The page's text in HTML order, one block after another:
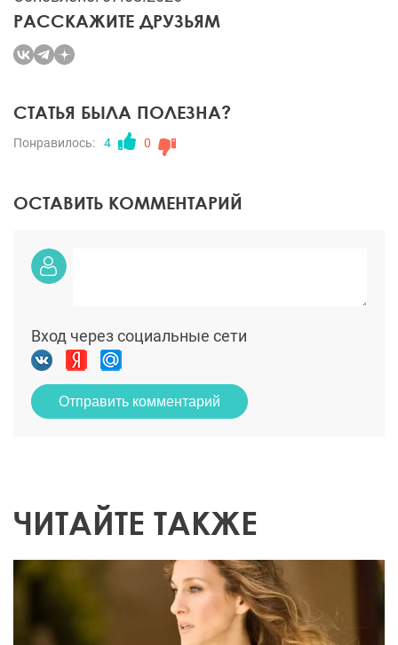
РАССКАЖИТЕ ДРУЗЬЯМ
СТАТЬЯ БЫЛА ПОЛЕЗНА?
Понравилось: 4 0
ОСТАВИТЬ КОММЕНТАРИЙ
Вход через социальные сети
Отправить комментарий
ЧИТАЙТЕ ТАКЖЕ